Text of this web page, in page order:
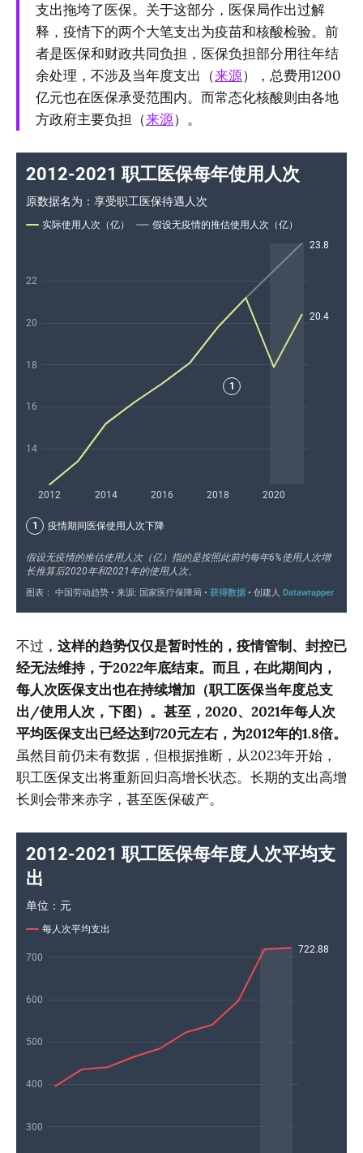
支出拖垮了医保。关于这部分，医保局作出过解
释，疫情下的两个大笔支出为疫苗和核酸检验。前
者是医保和财政共同负担，医保负担部分用往年结
余处理，不涉及当年度支出（来源），总费用1200
亿元也在医保承受范围内。而常态化核酸则由各地
方政府主要负担（来源）。
不过， 这样的趋势仅仅是暂时性的，疫情管制、封控已
经无法维持，于2022年底结束。而且，在此期间内，
每人次医保支出也在持续增加（职工医保当年度总支
出/使用人次，下图）。甚至，2020、2021年每人次
平均医保支出已经达到720元左右，为2012年的1.8倍。
虽然目前仍未有数据，但根据推断，从2023年开始，
职工医保支出将重新回归高增长状态。长期的支出高增
长则会带来赤字，甚至医保破产。